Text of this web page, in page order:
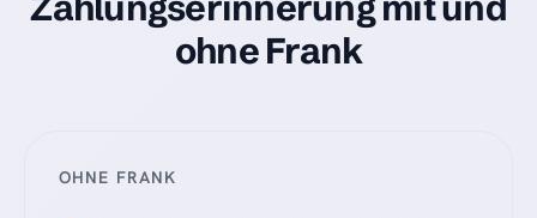
ohne Frank
OHNE FRANK